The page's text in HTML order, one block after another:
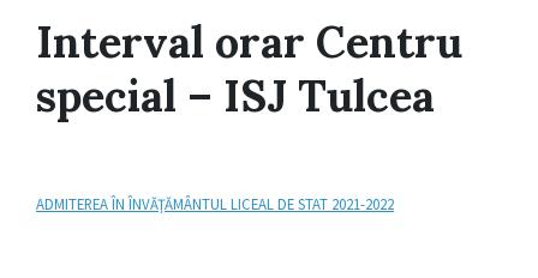
Interval orar Centru
special – ISJ Tulcea
ADMITEREA ÎN ÎNVĂŢĂMÂNTUL LICEAL DE STAT 2021-2022